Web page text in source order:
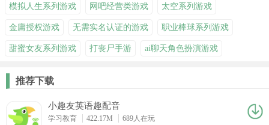
模拟人生系列游戏 网吧经营类游戏 太空系列游戏
金庸授权游戏 无需实名认证的游戏 职业棒球系列游戏
甜蜜女友系列游戏 打丧尸手游 ai聊天角色扮演游戏
推荐下载
小趣友英语趣配音
学习教育 422.17M
689人在玩